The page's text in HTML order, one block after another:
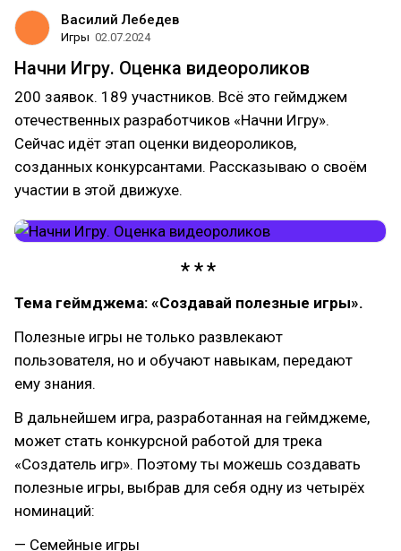
Василий Лебедев
Игры 02.07.2024
Начни Игру. Оценка видеороликов
200 заявок. 189 участников. Всё это геймджем
отечественных разработчиков «Начни Игру».
Сейчас идёт этап оценки видеороликов,
созданных конкурсантами. Рассказываю о своём
участии в этой движухе.
Тема геймджема: «Создавай полезные игры».
Полезные игры не только развлекают
пользователя, но и обучают навыкам, передают
ему знания.
В дальнейшем игра, разработанная на геймджеме,
может стать конкурсной работой для трека
«Создатель игр». Поэтому ты можешь создавать
полезные игры, выбрав для себя одну из четырёх
номинаций:
— Семейные игры